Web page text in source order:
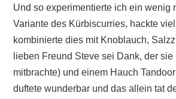
Und so experimentierte ich ein wenig
Variante des Kürbiscurries, hackte
kombinierte dies mit Knoblauch,
lieben Freund Steve sei Dank, der
mitbrachte) und einem Hauch
duftete wunderbar und das allein tat